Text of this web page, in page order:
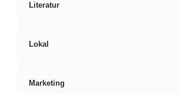
Literatur
Lokal
Marketing